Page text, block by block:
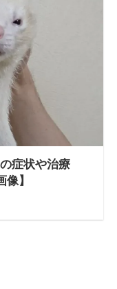
症状や治療
】